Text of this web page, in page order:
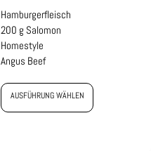
Hamburgerfleisch
200 g Salomon
Homestyle
Angus Beef
AUSFÜHRUNG WÄHLEN